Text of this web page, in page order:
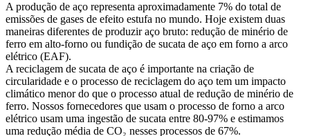
A produção de aço representa aproximadamente 7% do total de
emissões de gases de efeito estufa no mundo. Hoje existem duas
maneiras diferentes de produzir aço bruto: redução de minério de
ferro em alto-forno ou fundição de sucata de aço em forno a arco
elétrico (EAF).
A reciclagem de sucata de aço é importante na criação de
circularidade e o processo de reciclagem do aço tem um impacto
climático menor do que o processo atual de redução de minério de
ferro. Nossos fornecedores que usam o processo de forno a arco
elétrico usam uma ingestão de sucata entre 80-97% e estimamos
uma redução média de CO₂ nesses processos de 67%.